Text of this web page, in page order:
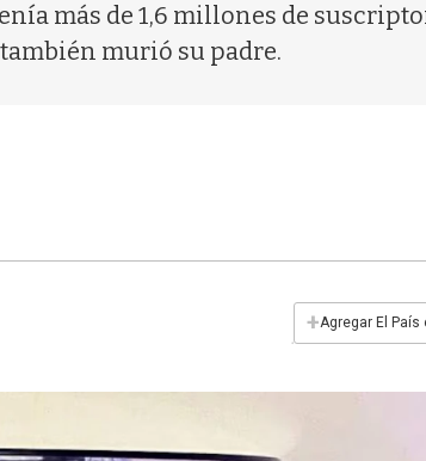
más de 1,6 millones de
murió su padre.
+Agregar El País